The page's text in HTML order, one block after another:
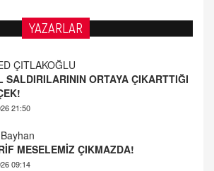
YAZARLAR
ÇITLAKOĞLU
SALDIRILARININ ORTAYA ÇIKARTTIĞI
21:50
MESELEMİZ ÇIKMAZDA!
YAVUZYILMAZ